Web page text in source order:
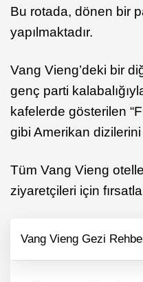
Bu rotada, dönen bir
yapılmaktadır.
Vang Vieng’deki bir
genç parti
kafelerde gösterilen
gibi Amerikan
Tüm Vang Vieng
ziyaretçileri için
Vang Vieng Gezi